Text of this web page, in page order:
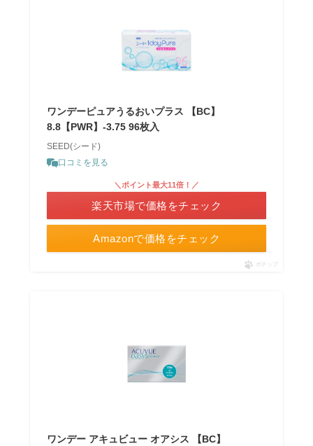
ワンデーピュアうるおいプラス 【BC】
8.8【PWR】-3.75 96枚入
SEED(シード)
口コミを見る
Amazonで価格をチェック
＼ポイント最大11倍！／
楽天市場で価格をチェック
ポチップ
ワンデー アキュビュー オアシス 【BC】